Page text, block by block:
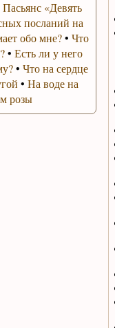
Пасьянс «Девять
посланий на
обо мне?• Что
• Есть ли у него
• Что на сердце
• На воде на
розы